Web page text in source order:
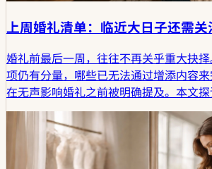
上周婚礼清单：临近大日子还需关
婚礼前最后一周，往往不再关乎重大抉
项仍有分量，哪些已无法通过增添内容
在无声影响婚礼之前被明确提及。本文
得关注的事项，并解析为何那些未言明
为关键。